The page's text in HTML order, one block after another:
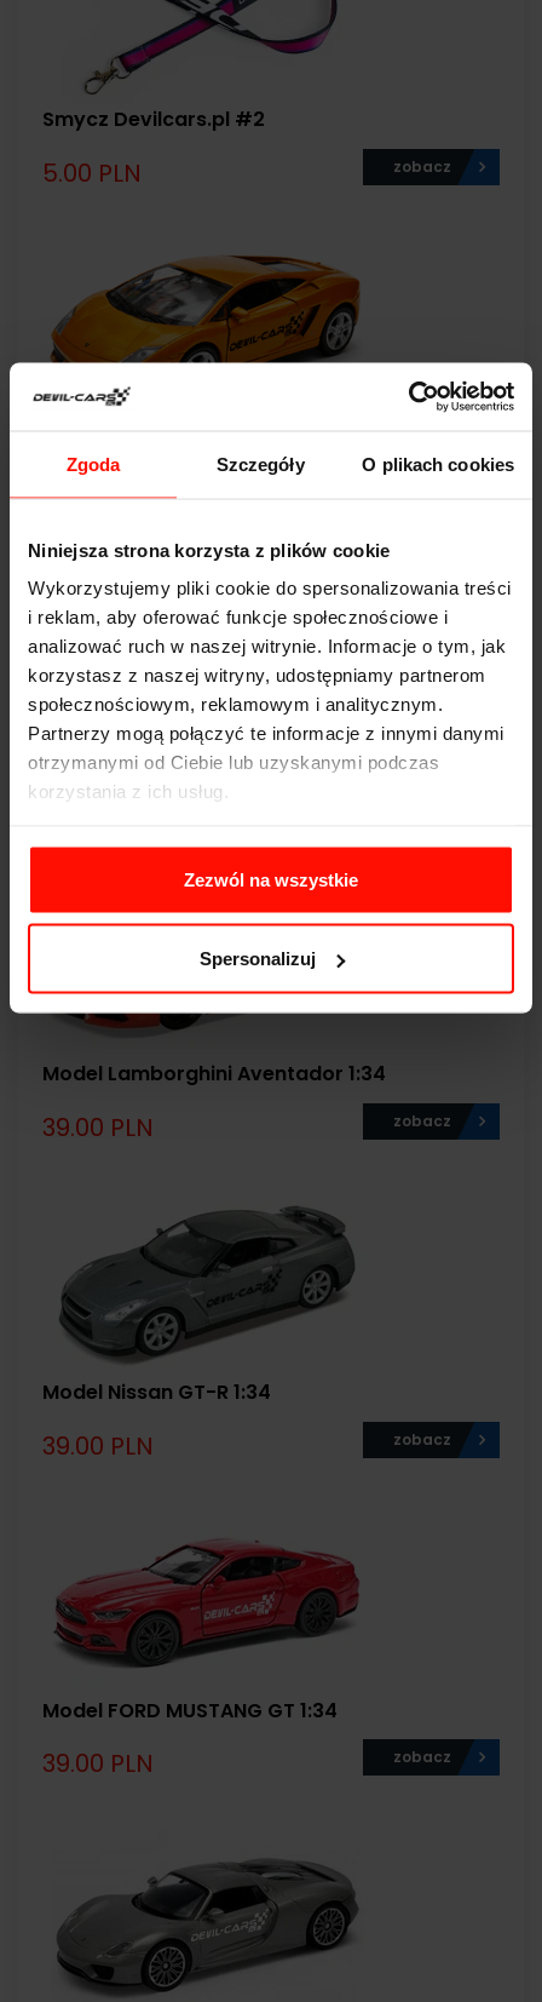
Zgoda Szczegóły O plikach cookies
Niniejsza strona korzysta z plików cookie
Wykorzystujemy pliki cookie do spersonalizowania treści
i reklam, aby oferować funkcje społecznościowe i
analizować ruch w naszej witrynie. Informacje o tym, jak
korzystasz z naszej witryny, udostępniamy partnerom
społecznościowym, reklamowym i analitycznym.
Partnerzy mogą połączyć te informacje z innymi danymi
otrzymanymi od Ciebie lub uzyskanymi podczas
korzystania z ich usług.
Zezwól na wszystkie
Spersonalizuj
Smycz Devilcars.pl #2
5.00 PLN zobacz
39.00 PLN
Model Lamborghini Huracan 1:34
39.00 PLN
Model Lamborghini Aventador 1:34
39.00 PLN zobacz
Model Nissan GT-R 1:34
39.00 PLN zobacz
Model FORD MUSTANG GT 1:34
39.00 PLN zobacz